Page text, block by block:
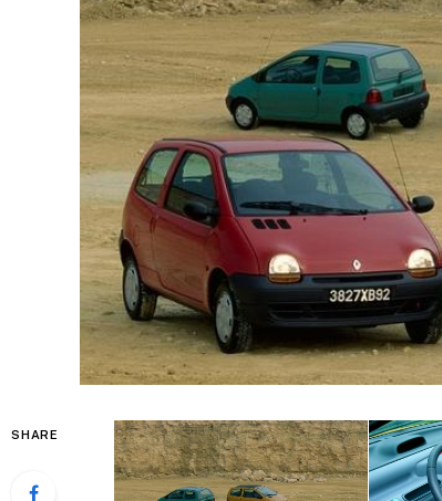
SHARE